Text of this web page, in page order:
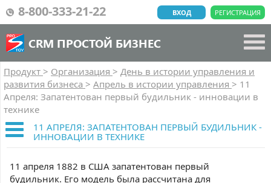
8-800-333-21-22 РЕГИСТРАЦИЯ
ВХОД
CRM ПРОСТОЙ БИЗНЕС
Продукт > Организация > День в истории управления и
развития бизнеса > Апрель в истории управления > 11
Апреля: Запатентован первый будильник - инновации в
технике
11 АПРЕЛЯ: ЗАПАТЕНТОВАН ПЕРВЫЙ БУДИЛЬНИК -
ИННОВАЦИИ В ТЕХНИКЕ
11 апреля 1882 в США запатентован первый
будильник. Его модель была рассчитана для